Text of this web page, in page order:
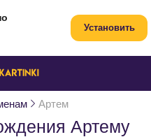
Артем
Артему
Установить